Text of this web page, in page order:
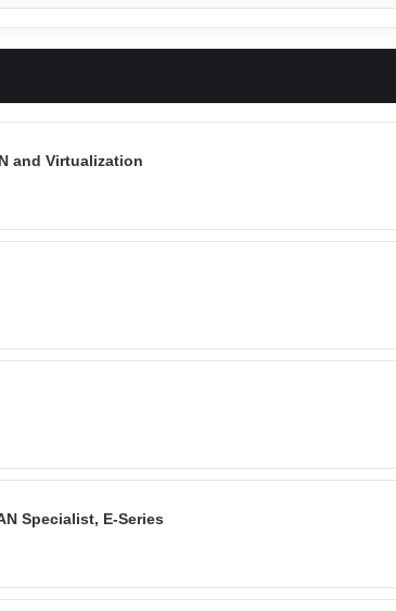
and Virtualization
Specialist, E-Series